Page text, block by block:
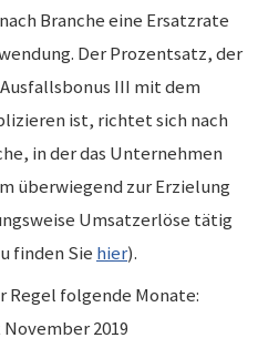
Branche eine Ersatzrate
Der Prozentsatz, der
III mit dem
ist, richtet sich nach
in der das Unternehmen
überwiegend zur Erzielung
Umsatzerlöse tätig
finden Sie hier).
Regel folgende Monate:
2019